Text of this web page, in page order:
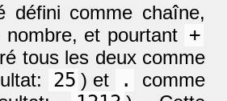
défini comme chaîne,
nombre, et pourtant +
tous les deux comme
25 ) et .
comme